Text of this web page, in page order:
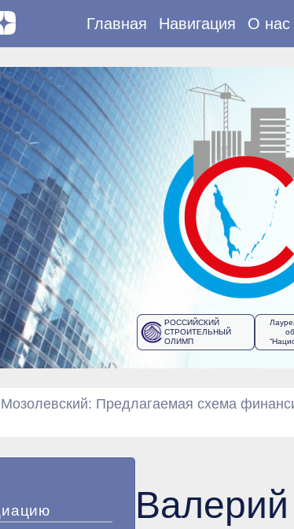
Главная Навигация О нас
РОССИЙСКИЙ
СТРОИТЕЛЬНЫЙ
ОЛИМП
Предлагаемая схема